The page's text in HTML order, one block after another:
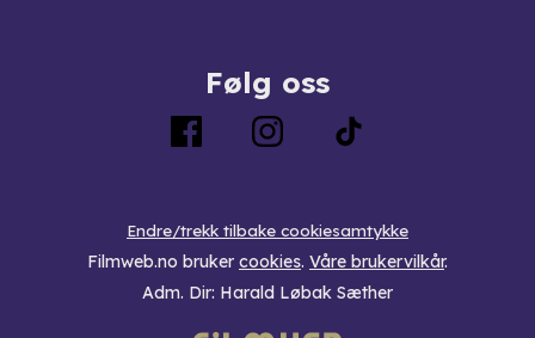
Følg oss
Endre/trekk tilbake cookiesamtykke
Filmweb.no bruker cookies. Våre brukervilkår.
Adm. Dir: Harald Løbak Sæther